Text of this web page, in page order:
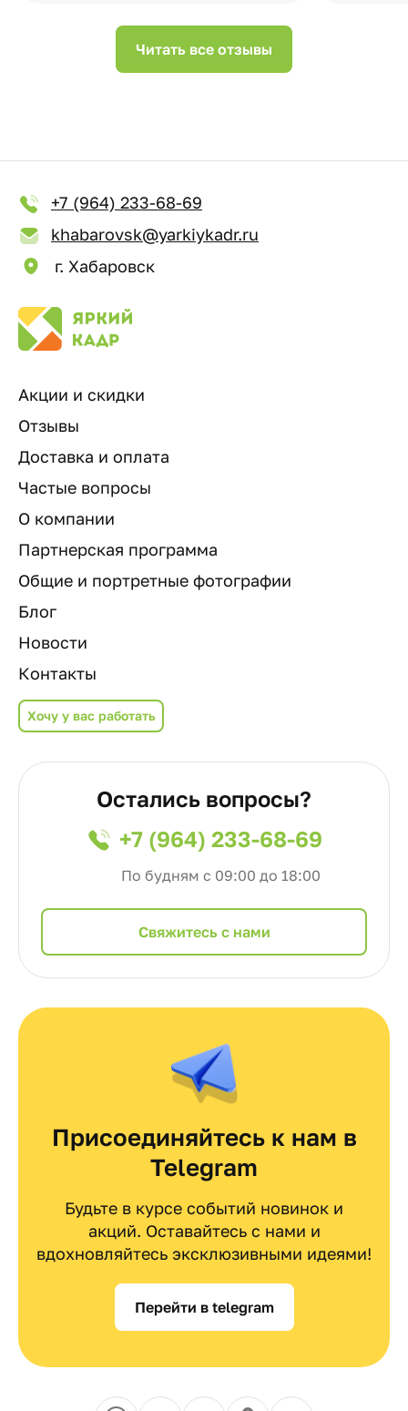
Читать все отзывы
+7 (964) 233-68-69
khabarovsk@yarkiykadr.ru
г. Хабаровск
Акции и скидки
Отзывы
Доставка и оплата
Частые вопросы
О компании
Партнерская программа
Общие и портретные фотографии
Блог
Новости
Контакты
Хочу у вас работать
Остались вопросы?
+7 (964) 233-68-69
По будням с 09:00 до 18:00
Cвяжитесь с нами
Присоединяйтесь к нам в
Telegram
Будьте в курсе событий новинок и
акций. Оставайтесь с нами и
вдохновляйтесь эксклюзивными идеями!
Перейти в telegram